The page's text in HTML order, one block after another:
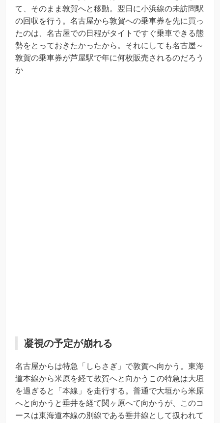
て、そのまま敦賀へと移動。翌日に小浜線の未訪問駅
の回収を行う。名古屋から敦賀への乗車券を先に買っ
たのは、名古屋での日程がタイトですぐ乗車できる態
勢をとっておきたかったから。それにしても名古屋～
敦賀の乗車券が芦屋駅で年に何枚販売されるのだろう
か
凝視の予定が崩れる
名古屋からは特急「しらさぎ」で敦賀へ向かう。東海
道本線から米原を経て敦賀へと向かうこの特急は大垣
を過ぎると「本線」を走行する。普通で大垣から米原
へと向かうと垂井を経て関ヶ原へて向かうが、このコ
ースは東海道本線の別線である垂井線として扱われて